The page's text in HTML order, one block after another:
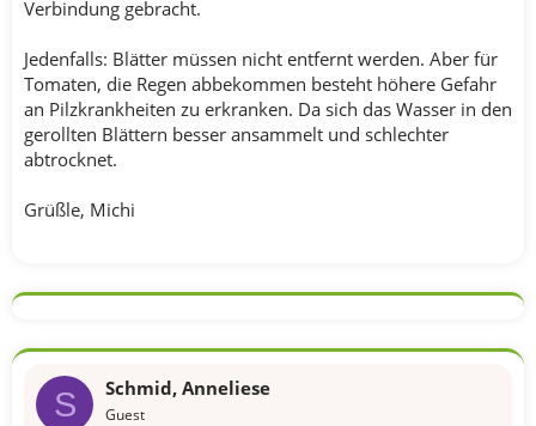
Verbindung gebracht.
Jedenfalls: Blätter müssen nicht entfernt werden. Aber für
Tomaten, die Regen abbekommen besteht höhere Gefahr
an Pilzkrankheiten zu erkranken. Da sich das Wasser in den
gerollten Blättern besser ansammelt und schlechter
abtrocknet.
Grüßle, Michi
S Schmid, Anneliese
Guest